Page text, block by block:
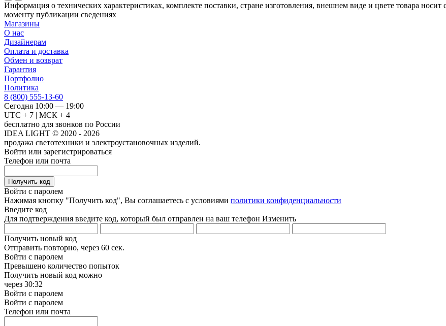
Информация о технических характеристиках, комплекте поставки, стране изготовления, внешнем виде и цвете товара
моменту публикации сведениях
Магазины
О нас
Дизайнерам
Оплата и доставка
Обмен и возврат
Гарантия
Портфолио
Политика
8 (800) 555-13-60
Сегодня 10:00 — 19:00
UTC + 7 | МСК + 4
бесплатно для звонков по России
IDEA LIGHT © 2020 - 2026
продажа светотехники и электроустановочных изделий.
Войти или зарегистрироваться
Телефон или почта
Получить код
Войти с паролем
Нажимая кнопку "Получить код", Вы соглашаетесь с условиями политики конфиденциальности
Введите код
Для подтверждения введите код, который был отправлен на ваш телефон Изменить
Получить новый код
Отправить повторно, через 60 сек.
Войти с паролем
Превышено количество попыток
Получить новый код можно
через 30:32
Войти с паролем
Войти с паролем
Телефон или почта